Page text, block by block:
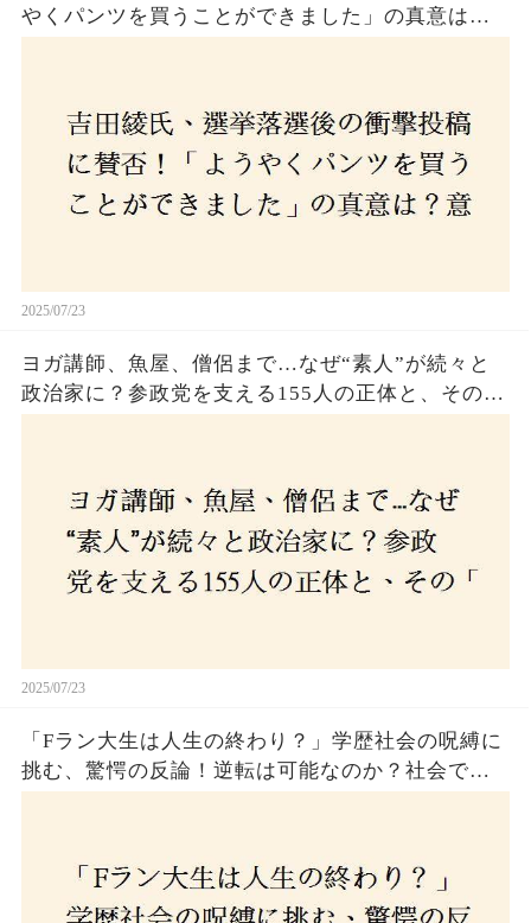
やくパンツを買うことができました」の真意は？
2025/07/23
ヨガ講師、魚屋、僧侶まで…なぜ“素人”が続々と
政治家に？参政党を支える155人の正体と、その
2025/07/23
「Fラン大生は人生の終わり？」学歴社会の呪縛に
挑む、驚愕の反論！逆転は可能なのか？社会で求